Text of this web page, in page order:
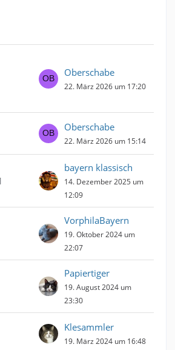
Oberschabe
22. März 2026 um 17:20
Oberschabe
22. März 2026 um 15:14
bayern klassisch
14. Dezember 2025 um
12:09
VorphilaBayern
19. Oktober 2024 um
22:07
Papiertiger
19. August 2024 um
23:30
Klesammler
19. März 2024 um 16:48